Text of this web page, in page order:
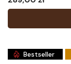
Cena
Bestseller